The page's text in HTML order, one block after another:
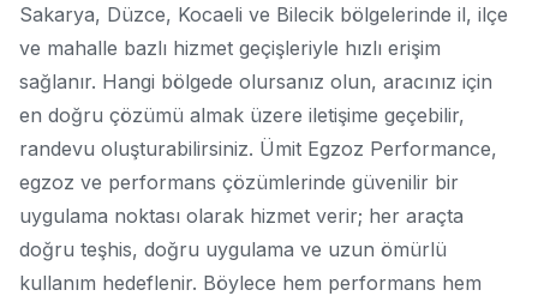
Sakarya, Düzce, Kocaeli ve Bilecik bölgelerinde il, ilçe
ve mahalle bazlı hizmet geçişleriyle hızlı erişim
sağlanır. Hangi bölgede olursanız olun, aracınız için
en doğru çözümü almak üzere iletişime geçebilir,
randevu oluşturabilirsiniz. Ümit Egzoz Performance,
egzoz ve performans çözümlerinde güvenilir bir
uygulama noktası olarak hizmet verir; her araçta
doğru teşhis, doğru uygulama ve uzun ömürlü
kullanım hedeflenir. Böylece hem performans hem